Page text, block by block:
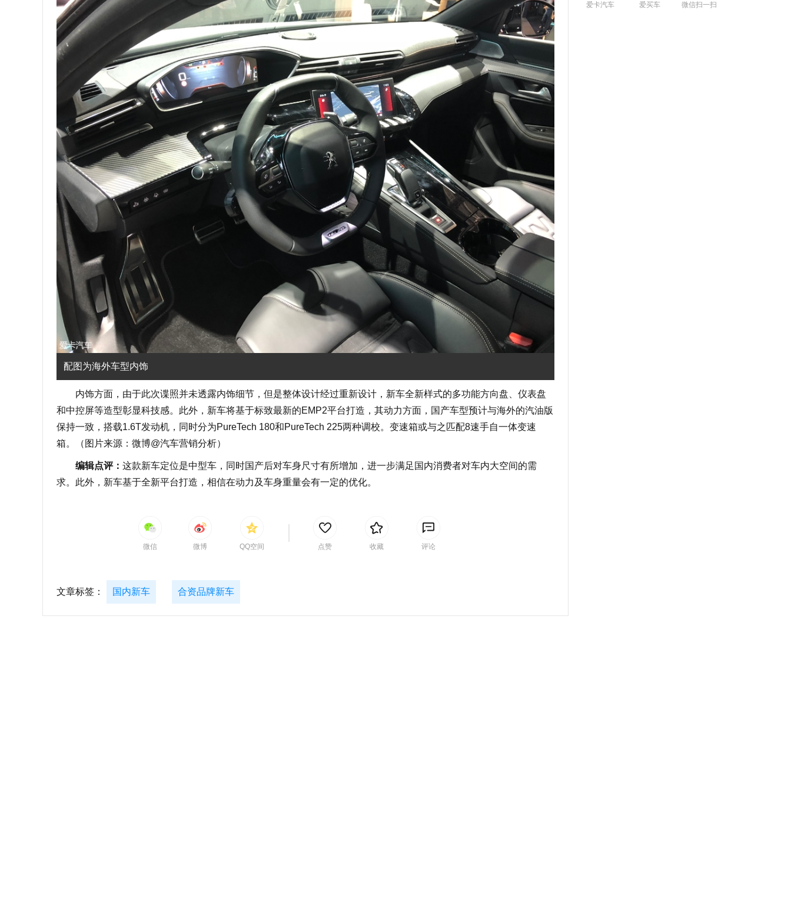
配图为海外车型内饰
内饰方面，由于此次谍照并未透露内饰细节，但是整体设计经过重新设计，新车全新样式的多功能方向盘、仪表盘
和中控屏等造型彰显科技感。此外，新车将基于标致最新的EMP2平台打造，其动力方面，国产车型预计与海外的汽油版
保持一致，搭载1.6T发动机，同时分为PureTech 180和PureTech 225两种调校。变速箱或与之匹配8速手自一体变速
箱。（图片来源：微博@汽车营销分析）
编辑点评： 这款新车定位是中型车，同时国产后对车身尺寸有所增加，进一步满足国内消费者对车内大空间的需
求。此外，新车基于全新平台打造，相信在动力及车身重量会有一定的优化。
微信 微博 QQ空间 点赞 收藏 评论
文章标签： 国内新车 合资品牌新车
爱卡汽车 爱买车 微信扫一扫